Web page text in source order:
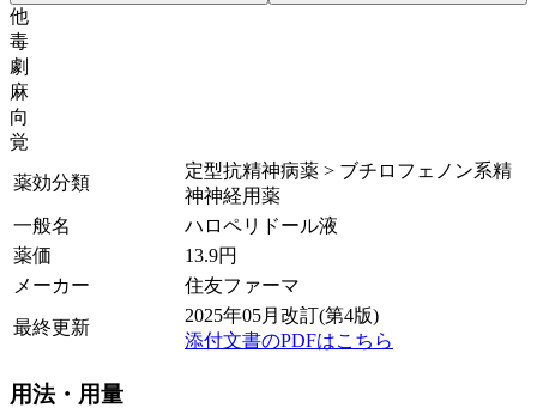
他
毒
劇
麻
向
覚
薬効分類
定型抗精神病薬 > ブチロフェノン系精
神神経用薬
一般名
ハロペリドール液
薬価
13.9円
メーカー
住友ファーマ
最終更新
2025年05月改訂(第4版)
添付文書のPDFはこちら
用法・用量